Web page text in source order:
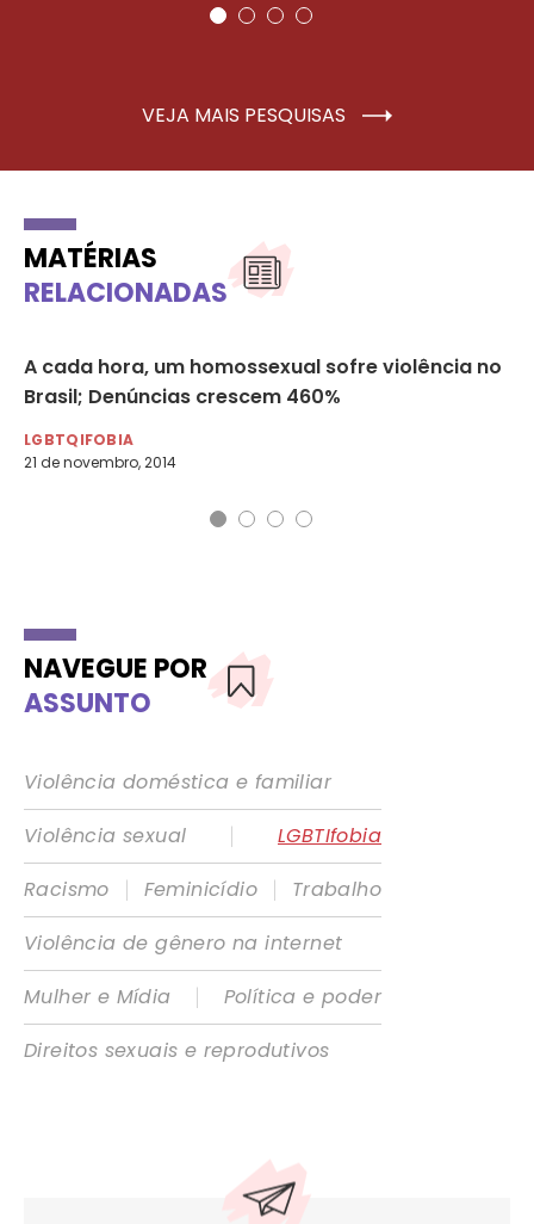
VEJA MAIS PESQUISAS
MATÉRIAS
RELACIONADAS
A cada hora, um homossexual sofre violência no
Brasil; Denúncias crescem 460%
LGBTQIFOBIA
21 de novembro, 2014
NAVEGUE POR
ASSUNTO
Violência doméstica e familiar
Violência sexual
|
LGBTIfobia
Racismo
| Feminicídio |
Trabalho
Violência de gênero na internet
Mulher e Mídia
|
Política e poder
Direitos sexuais e reprodutivos